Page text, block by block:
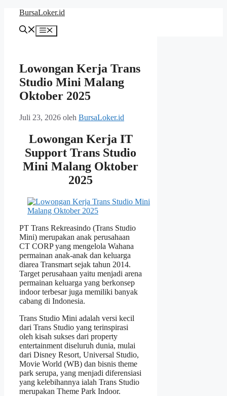
Langsung
BursaLoker.id
Menu
Lowongan Kerja Trans
Studio Mini Malang
Oktober 2025
Juli 23, 2026 oleh BursaLoker.id
Lowongan Kerja IT
Support Trans Studio
Mini Malang Oktober
2025
PT Trans Rekreasindo (Trans Studio
Mini) merupakan anak perusahaan
CT CORP yang mengelola Wahana
permainan anak-anak dan keluarga
diarea Transmart sejak tahun 2014.
Target perusahaan yaitu menjadi arena
permainan keluarga yang berkonsep
indoor terbesar juga memiliki banyak
cabang di Indonesia.
Trans Studio Mini adalah versi kecil
dari Trans Studio yang terinspirasi
oleh kisah sukses dari property
entertainment diseluruh dunia, mulai
dari Disney Resort, Universal Studio,
Movie World (WB) dan bisnis theme
park serupa, yang menjadi diferensiasi
yang kelebihannya ialah Trans Studio
merupakan Theme Park Indoor.